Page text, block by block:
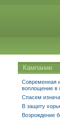
Кампании
Современная
воплощение в
Спасем
В защиту
Возрождение